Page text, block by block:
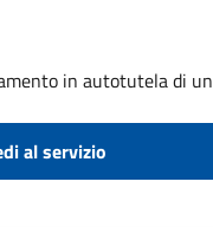
in autotutela di
al servizio